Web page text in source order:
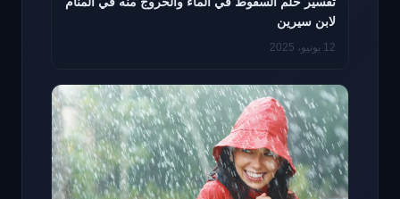
لابن سيرين
12 يونيو، 2025